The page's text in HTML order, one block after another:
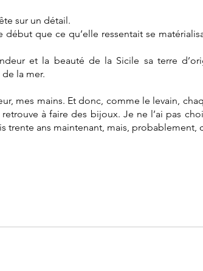
sur un détail.
que ce qu’elle ressentait se
et la beauté de la Sicile sa terre
la mer.
mes mains. Et donc, comme le levain,
à faire des bijoux. Je ne l’ai pas
trente ans maintenant, mais, probablement,